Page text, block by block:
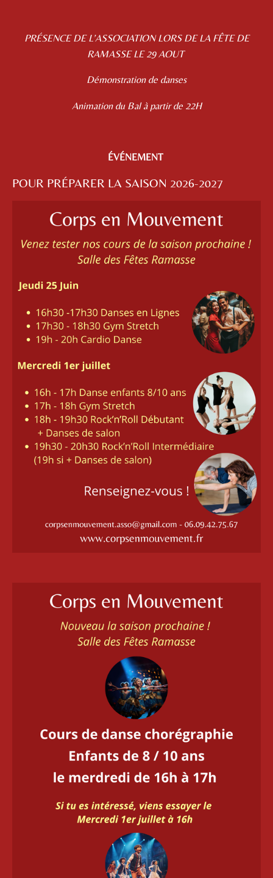
PRÉSENCE DE L’ASSOCIATION LORS DE LA FÊTE DE
RAMASSE LE 29 AOUT
Démonstration de danses
Animation du Bal à partir de 22H
ÉVÉNEMENT
POUR PRÉPARER LA SAISON 2026-2027